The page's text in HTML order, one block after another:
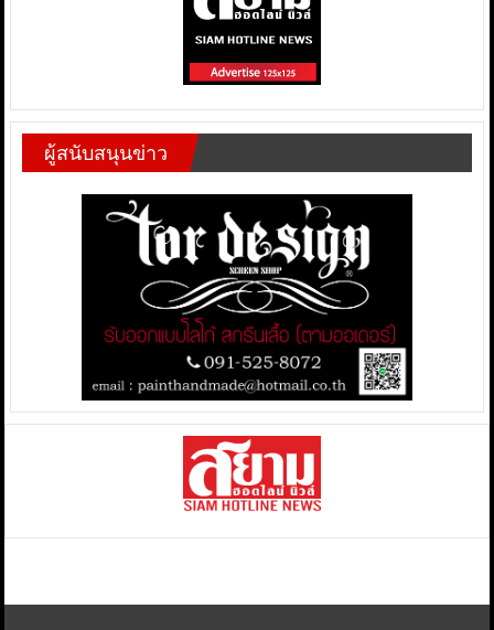
ผู้สนับสนุนข่าว